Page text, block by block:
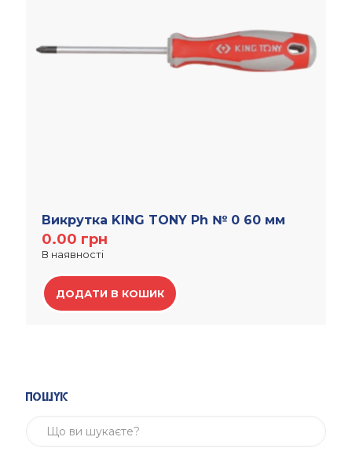
Викрутка KING TONY Ph № 0 60 мм
0.00 грн
В наявності
ДОДАТИ В КОШИК
Пошук